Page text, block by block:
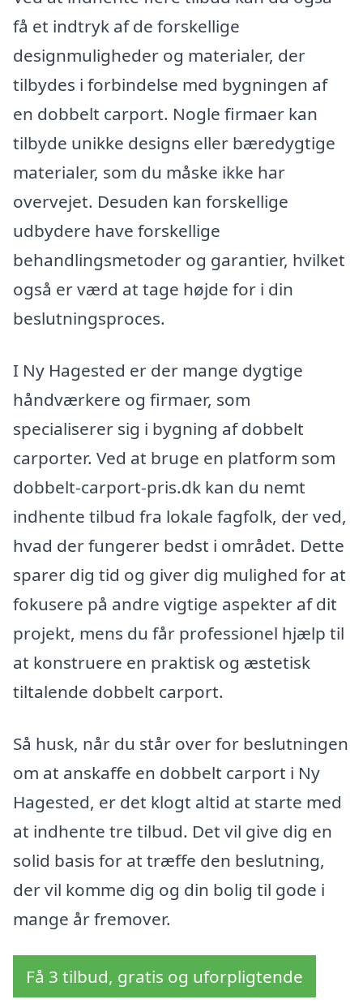
få et indtryk af de forskellige
designmuligheder og materialer, der
tilbydes i forbindelse med bygningen af
en dobbelt carport. Nogle firmaer kan
tilbyde unikke designs eller bæredygtige
materialer, som du måske ikke har
overvejet. Desuden kan forskellige
udbydere have forskellige
behandlingsmetoder og garantier, hvilket
også er værd at tage højde for i din
beslutningsproces.
I Ny Hagested er der mange dygtige
håndværkere og firmaer, som
specialiserer sig i bygning af dobbelt
carporter. Ved at bruge en platform som
dobbelt-carport-pris.dk kan du nemt
indhente tilbud fra lokale fagfolk, der ved,
hvad der fungerer bedst i området. Dette
sparer dig tid og giver dig mulighed for at
fokusere på andre vigtige aspekter af dit
projekt, mens du får professionel hjælp til
at konstruere en praktisk og æstetisk
tiltalende dobbelt carport.
Så husk, når du står over for beslutningen
om at anskaffe en dobbelt carport i Ny
Hagested, er det klogt altid at starte med
at indhente tre tilbud. Det vil give dig en
solid basis for at træffe den beslutning,
der vil komme dig og din bolig til gode i
mange år fremover.
Få 3 tilbud, gratis og uforpligtende